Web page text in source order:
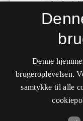
Denne
brugeroplevelsen.
samtykke til alle